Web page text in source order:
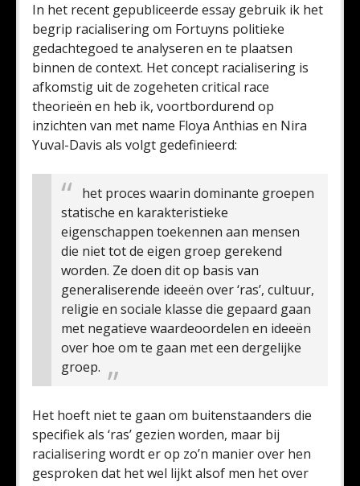
In het recent gepubliceerde essay gebruik ik het
begrip racialisering om Fortuyns politieke
gedachtegoed te analyseren en te plaatsen
binnen de context. Het concept racialisering is
afkomstig uit de zogeheten critical race
theorieën en heb ik, voortbordurend op
inzichten van met name Floya Anthias en Nira
Yuval-Davis als volgt gedefinieerd:
het proces waarin dominante groepen
statische en karakteristieke
eigenschappen toekennen aan mensen
die niet tot de eigen groep gerekend
worden. Ze doen dit op basis van
generaliserende ideeën over ‘ras’, cultuur,
religie en sociale klasse die gepaard gaan
met negatieve waardeoordelen en ideeën
over hoe om te gaan met een dergelijke
groep.
Het hoeft niet te gaan om buitenstaanders die
specifiek als ‘ras’ gezien worden, maar bij
racialisering wordt er op zo’n manier over hen
gesproken dat het wel lijkt alsof men het over